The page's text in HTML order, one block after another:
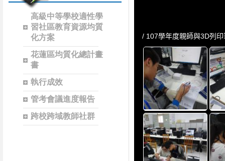
高級中等學校適性學
習社區教育資源均質
化方案
花蓮區均質化總計畫
書
執行成效
管考會議進度報告
跨校跨域教師社群